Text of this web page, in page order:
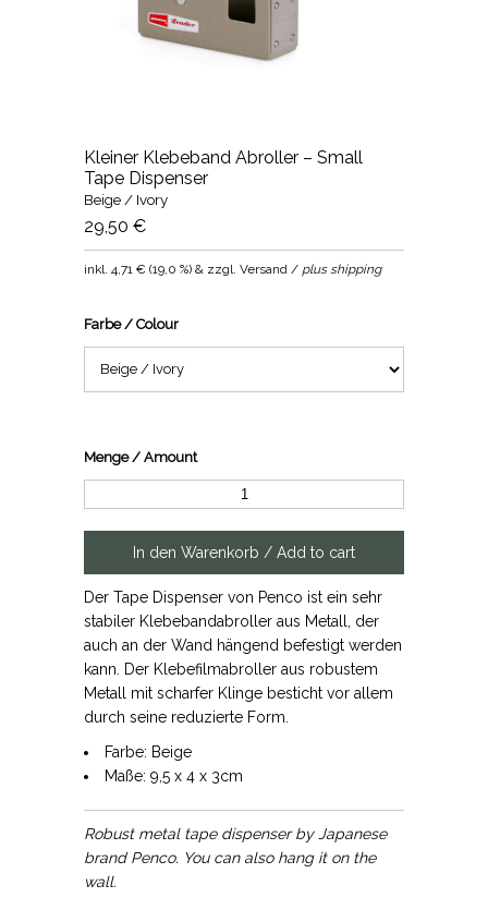
Kleiner Klebeband Abroller – Small
Tape Dispenser
Beige / Ivory
29,50 €
inkl.4,71 € (19,0 %) & zzgl. Versand / plus shipping
Farbe / Colour
Menge / Amount
Der Tape Dispenser von Penco ist ein sehr
stabiler Klebebandabroller aus Metall, der
auch an der Wand hängend befestigt werden
kann. Der Klebefilmabroller aus robustem
Metall mit scharfer Klinge besticht vor allem
durch seine reduzierte Form.
Farbe: Beige
Maße: 9,5 x 4 x 3cm
Robust metal tape dispenser by Japanese
brand Penco. You can also hang it on the
wall.